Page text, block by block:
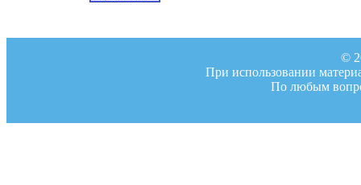
©
При использовании
По любым